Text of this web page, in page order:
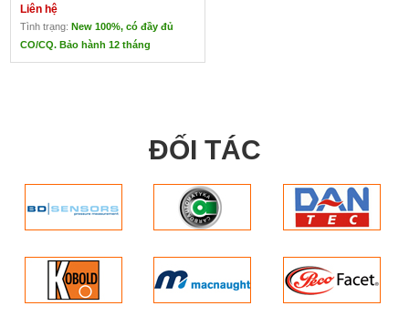
Liên hệ
Tình trạng: New 100%, có đầy đủ
CO/CQ. Bảo hành 12 tháng
lưu lượng lọc 25 lít/phút (1,5 m3/h)
Môi chất:
Dầu FO
Dầu nhớt (độ nhớt <320 cSt)
Các loại hoá chất không ăn mòn,
ĐỐI TÁC